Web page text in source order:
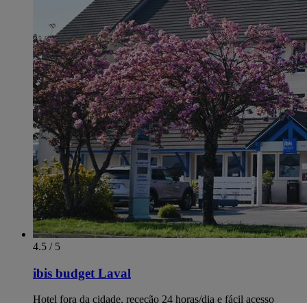
4.5 / 5
ibis budget Laval
Hotel fora da cidade, receção 24 horas/dia e fácil acesso